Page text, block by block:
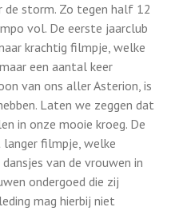
storm. Zo tegen half 12
vol. De eerste jaarclub
krachtig filmpje, welke
een aantal keer
van ons aller Asterion, is
Laten we zeggen dat
in onze mooie kroeg. De
filmpje, welke
van de vrouwen in
ondergoed die zij
mag hierbij niet